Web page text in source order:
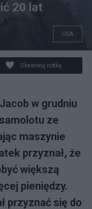
Daniela Jacoba.
20 lat
USA
Obserwuj notkę
w grudniu
ze
maszynie
przyznał, że
większą
pieniędzy.
przyznać się do